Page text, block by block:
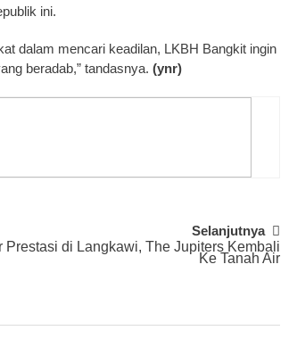
ini.
dalam mencari keadilan, LKBH Bangkit ingin
beradab,” tandasnya. (ynr)
Selanjutnya
Prestasi di Langkawi, The Jupiters Kembali
Ke Tanah Air